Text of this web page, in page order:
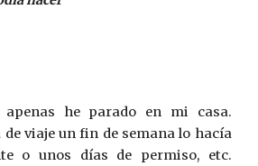
apenas he parado en mi casa.
de viaje un fin de semana lo hacía
o unos días de permiso, etc.